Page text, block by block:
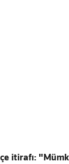
itirafı: